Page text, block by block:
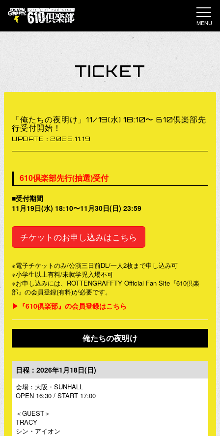
MENU
TICKET
「俺たちの夜明け」11/19(水) 18:10〜 610倶楽部先
行受付開始！
UPDATE：2025.11.19
610倶楽部先行(抽選)受付
■受付期間
11月19日(水) 18:10〜11月30日(日) 23:59
チケットのお申し込みはこちら
※電子チケットのみ/公演三日前DL/一人2枚まで申し込み可
※小学生以上有料/未就学児入場不可
※お申し込みには、ROTTENGRAFFTY Official Fan Site『610倶楽
部』の会員登録(有料)が必要です。
▶『610倶楽部』の会員登録はこちら
俺たちの夜明け
日程：2026年1月18日(日)
会場：大阪・SUNHALL
OPEN 16:30 / START 17:00
＜GUEST＞
TRACY
シン・アイオン